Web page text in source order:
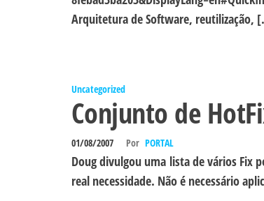
Arquitetura de Software, reutilização,
Uncategorized
Conjunto de
01/08/2007 Por PORTAL
Doug divulgou uma lista de vários Fix
real necessidade. Não é necessário